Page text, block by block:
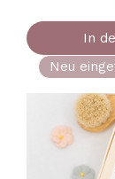
In
Neu